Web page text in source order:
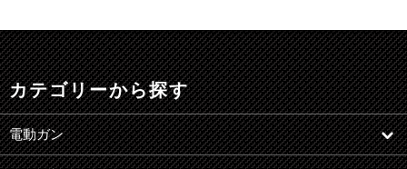
カテゴリーから探す
電動ガン